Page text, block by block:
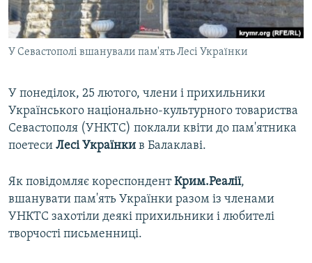
ВІДЕОУРОКИ «ELIFBE»
СВІДЧЕННЯ ОКУПАЦІЇ
УКРАЇНСЬКА ПРОБЛЕМА КРИМУ
Русский
Qırımtatar
Усі сайти RFE/RL
У Севастополі вшанували пам'ять Лесі Українки
У понеділок, 25 лютого, члени і прихильники
Українського національно-культурного товариства
Севастополя (УНКТС) поклали квіти до пам'ятника
поетеси Лесі Українки в Балаклаві.
Як повідомляє кореспондентКрим.Реалії,
вшанувати пам'ять Українки разом із членами
УНКТС захотіли деякі прихильники і любителі
творчості письменниці.